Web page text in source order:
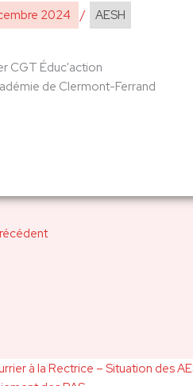
2024 / AESH
CGT Éduc'action
de Clermont-Ferrand